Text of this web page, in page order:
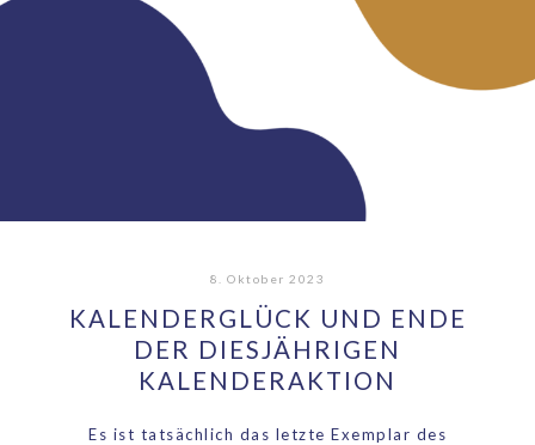
8. Oktober 2023
KALENDERGLÜCK UND ENDE
DER DIESJÄHRIGEN
KALENDERAKTION
Es ist tatsächlich das letzte Exemplar des